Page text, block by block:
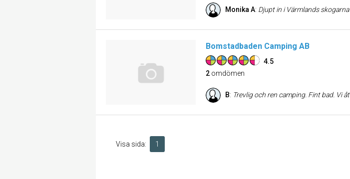
Monika A: Djupt in i Värmlands skogarna fann vi denna pärla.
Bomstadbaden Camping AB
4.5
2 omdömen
B: Trevlig och ren camping. Fint bad. Vi
Visa sida: 1